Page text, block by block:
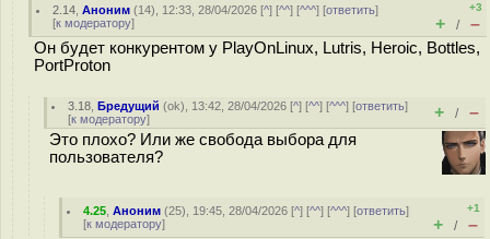
2.14 ,Аноним (14), 12:33, 28/04/2026 [^] [^^] [^^^] [ответить]
[к модератору]
+3
+ / –
Он будет конкурентом у PlayOnLinux, Lutris, Heroic, Bottles,
PortProton
3.18 ,Бредущий (ok), 13:42, 28/04/2026 [^] [^^] [^^^] [ответить]
[к модератору] + / –
Это плохо? Или же свобода выбора для
пользователя?
4.25 ,Аноним (25), 19:45, 28/04/2026 [^] [^^] [^^^] [ответить]
[к модератору]
+1
+ / –